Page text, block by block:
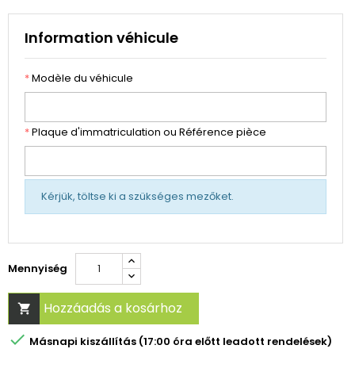
Information véhicule
*Modèle du véhicule
*Plaque d'immatriculation ou Référence pièce
Kérjük, töltse ki a szükséges mezőket.
Mennyiség
 Hozzáadás a kosárhoz
 Másnapi kiszállítás (17:00 óra előtt leadott rendelések)